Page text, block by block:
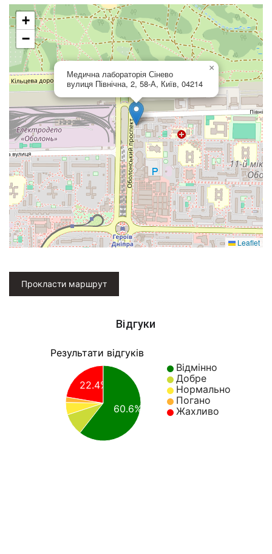
Медична лабораторія Сінево
вулиця Північна, 2, 58-А, Київ, 04214
×
+
−
Leaflet
Прокласти маршрут
Відгуки
Результати відгуків
Відмінно
Добре
Нормально
Погано
Жахливо
22.4%
60.6%